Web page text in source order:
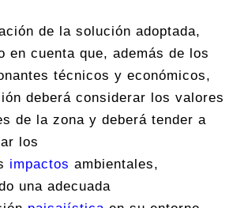
de la solución adoptada,
en cuenta que, además de los
técnicos y económicos,
deberá considerar los valores
de la zona y deberá tender a
los
impactos ambientales,
una adecuada